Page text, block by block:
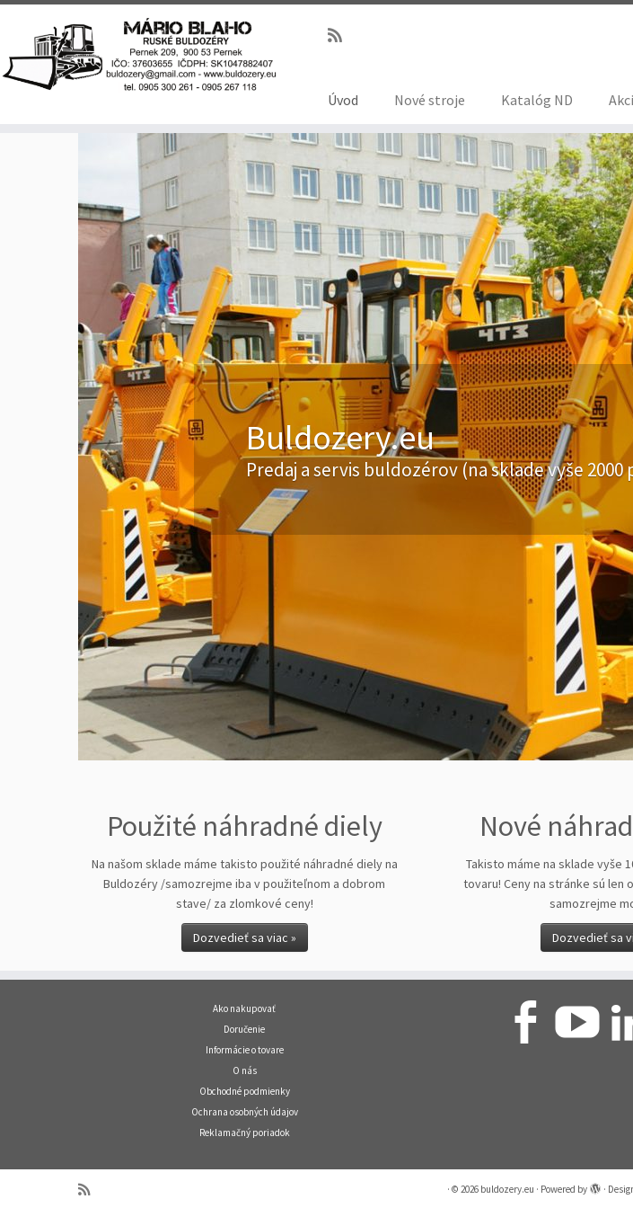
Úvod Nové stroje Katalóg ND
(na sklade vyše 2000 položiek)
Použité náhradné diely
Na našom sklade máme takisto použité náhradné diely na
Buldozéry /samozrejme iba v použiteľnom a dobrom
stave/ za zlomkové ceny!
Dozvedieť sa viac »
Nové
Takisto máme na sklade vyše
tovaru! Ceny na stránke sú len
samozrejme
Dozvedieť sa
Ako nakupovať
Doručenie
Informácie o tovare
O nás
Obchodné podmienky
Ochrana osobných údajov
Reklamačný poriadok
· © 2026 buldozery.eu · Powered by ·